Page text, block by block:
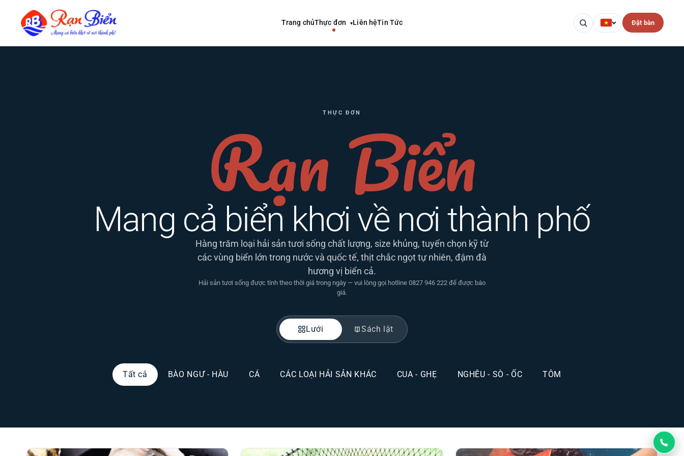
Trang chủThực đơn ▾Liên hệTin Tức Đặt bàn
THỰC ĐƠN
Rạn Biển
Mang cả biển khơi về nơi thành phố
Hàng trăm loại hải sản tươi sống chất lượng, size khủng, tuyển chọn kỹ từ
các vùng biển lớn trong nước và quốc tế, thịt chắc ngọt tự nhiên, đậm đà
hương vị biển cả.
Hải sản tươi sống được tính theo thời giá trong ngày — vui lòng gọi hotline 0827 946 222 để được báo
giá.
Lưới Sách lật
Tất cả BÀO NGƯ - HÀU CÁ CÁC LOẠI HẢI SẢN KHÁC CUA - GHẸ NGHÊU - SÒ - ỐC TÔM